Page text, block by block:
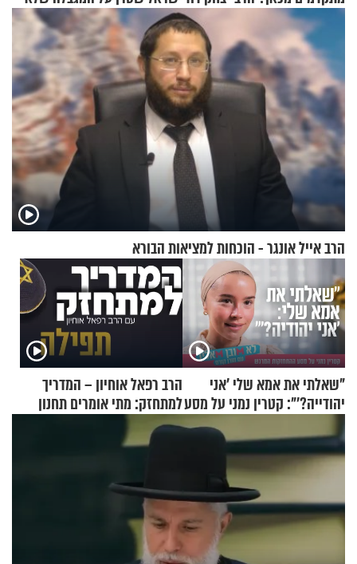
גרוסמן בשיחה מיוחדת
עוצרת אותו
הרב אייל אונגר - הוכחות למציאות הבורא
"שאלתי את אמא שלי 'אני
יהודייה?'": קטרין נמני על מסע
ההתחזקות המרגש
הרב רפאל אוחיון – המדריך
למתחזק: מתי אומרים תחנון
ואיך עולים לתורה?